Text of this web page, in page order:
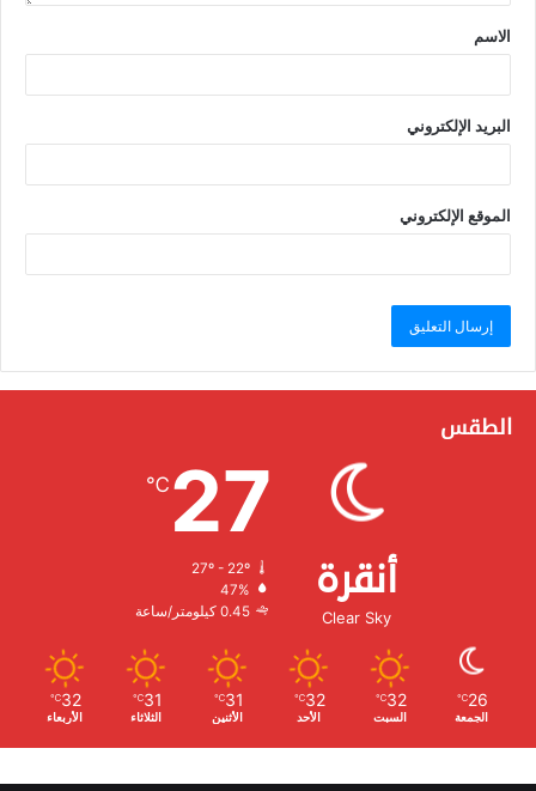
الاسم
البريد الإلكتروني
الموقع الإلكتروني
الطقس
أنقرة
Clear Sky
27
℃
27º - 22º
الرطوبة:
الرياح:0.45 كيلومتر/ساعة
26
℃
الجمعة
32
℃
السبت
32
℃
الأحد
31
℃
الأثنين
31
℃
الثلاثاء
32
℃
الأربعاء